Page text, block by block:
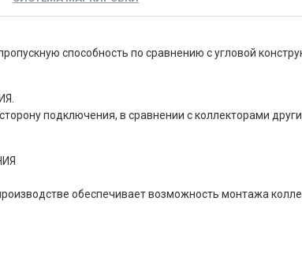
способность по сравнению с угловой
подключения, в сравнении с коллекторами
обеспечивает возможность монтажа